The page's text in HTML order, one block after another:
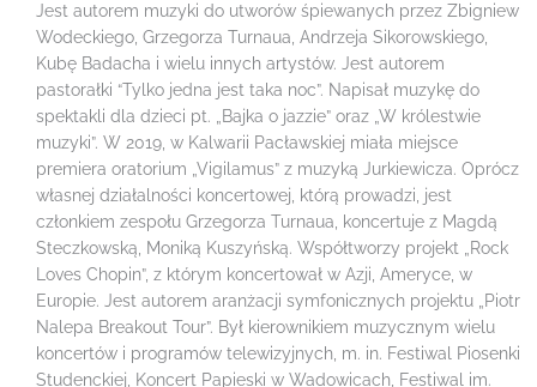
Jest autorem muzyki do utworów śpiewanych przez Zbigniew
Wodeckiego, Grzegorza Turnaua, Andrzeja Sikorowskiego,
Kubę Badacha i wielu innych artystów. Jest autorem
pastorałki “Tylko jedna jest taka noc”. Napisał muzykę do
spektakli dla dzieci pt. „Bajka o jazzie” oraz „W królestwie
muzyki”. W 2019, w Kalwarii Pacławskiej miała miejsce
premiera oratorium „Vigilamus” z muzyką Jurkiewicza. Oprócz
własnej działalności koncertowej, którą prowadzi, jest
członkiem zespołu Grzegorza Turnaua, koncertuje z Magdą
Steczkowską, Moniką Kuszyńską. Współtworzy projekt „Rock
Loves Chopin”, z którym koncertował w Azji, Ameryce, w
Europie. Jest autorem aranżacji symfonicznych projektu „Piotr
Nalepa Breakout Tour”. Był kierownikiem muzycznym wielu
koncertów i programów telewizyjnych, m. in. Festiwal Piosenki
Studenckiej, Koncert Papieski w Wadowicach, Festiwal im.